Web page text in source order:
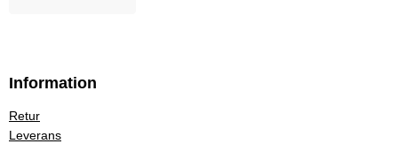
Information
Retur
Leverans